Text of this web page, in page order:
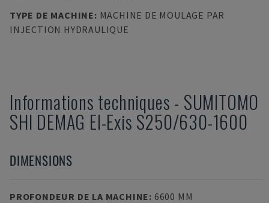
TYPE DE MACHINE: MACHINE DE MOULAGE PAR
INJECTION HYDRAULIQUE
Informations techniques - SUMITOMO
SHI DEMAG El-Exis S250/630-1600
DIMENSIONS
PROFONDEUR DE LA MACHINE: 6600 MM